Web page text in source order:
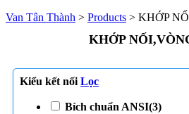
Van Tân Thành > Products > KHỚP
KHỚP
Kiểu kết nối Lọc
Bích chuẩn ANSI(3)